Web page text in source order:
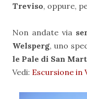
Treviso, oppure,
Non andate via
Welsperg, uno
le Pale di San
Vedi: Escursione in